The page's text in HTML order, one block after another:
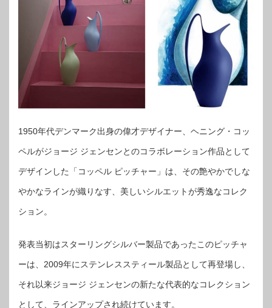
1950年代デンマーク出身の偉才デザイナー、ヘニング・コッ
ペルがジョージ ジェンセンとのコラボレーション作品として
デザインした「コッペル ピッチャー」は、その艶やかでしな
やかなラインが織りなす、美しいシルエットが秀逸なコレク
ション。
発表当初はスターリングシルバー製品であったこのピッチャ
ーは、2009年にステンレススティール製品として再登場し、
それ以来ジョージ ジェンセンの新たな代表的なコレクション
として、ラインアップされ続けています。